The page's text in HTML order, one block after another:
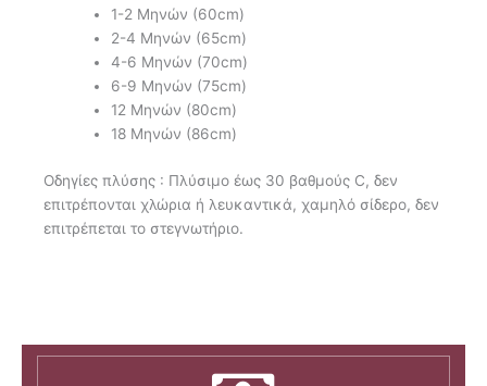
1-2 Μηνών (60cm)
2-4 Μηνών (65cm)
4-6 Μηνών (70cm)
6-9 Μηνών (75cm)
12 Μηνών (80cm)
18 Μηνών (86cm)
Οδηγίες πλύσης : Πλύσιμο έως 30 βαθμούς C, δεν
επιτρέπονται χλώρια ή λευκαντικά, χαμηλό σίδερο, δεν
επιτρέπεται το στεγνωτήριο.